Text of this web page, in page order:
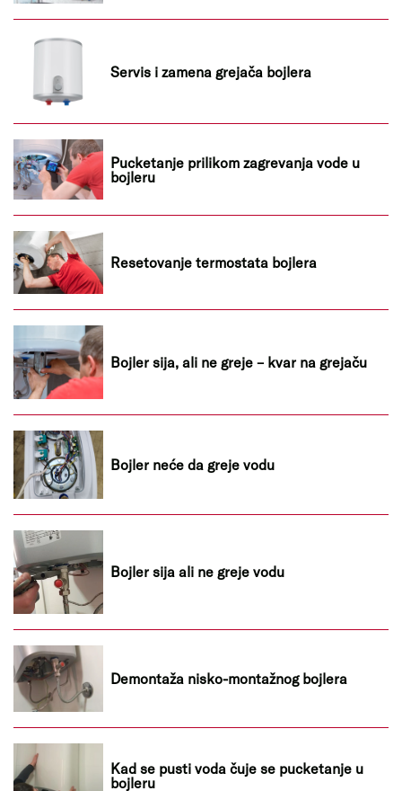
Servis i zamena grejača bojlera
Pucketanje prilikom zagrevanja vode u
bojleru
Resetovanje termostata bojlera
Bojler sija, ali ne greje – kvar na grejaču
Bojler neće da greje vodu
Bojler sija ali ne greje vodu
Demontaža nisko-montažnog bojlera
Kad se pusti voda čuje se pucketanje u
bojleru